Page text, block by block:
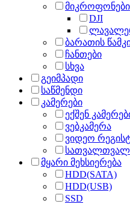
მიკროფონები
DJI
ბარათის
ჩანთები
სხვა
გეიმპადი
საწმენდი
კამერები
ექშენ
ვებკამერა
ვიდეო
მყარი მეხსიერება
HDD(SATA)
HDD(USB)
SSD